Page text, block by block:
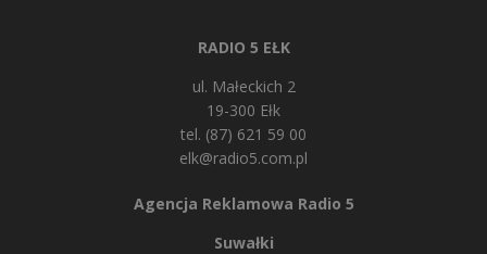
RADIO 5 EŁK
ul. Małeckich 2
19-300 Ełk
tel. (87) 621 59 00
elk@radio5.com.pl
Agencja Reklamowa Radio 5
Suwałki